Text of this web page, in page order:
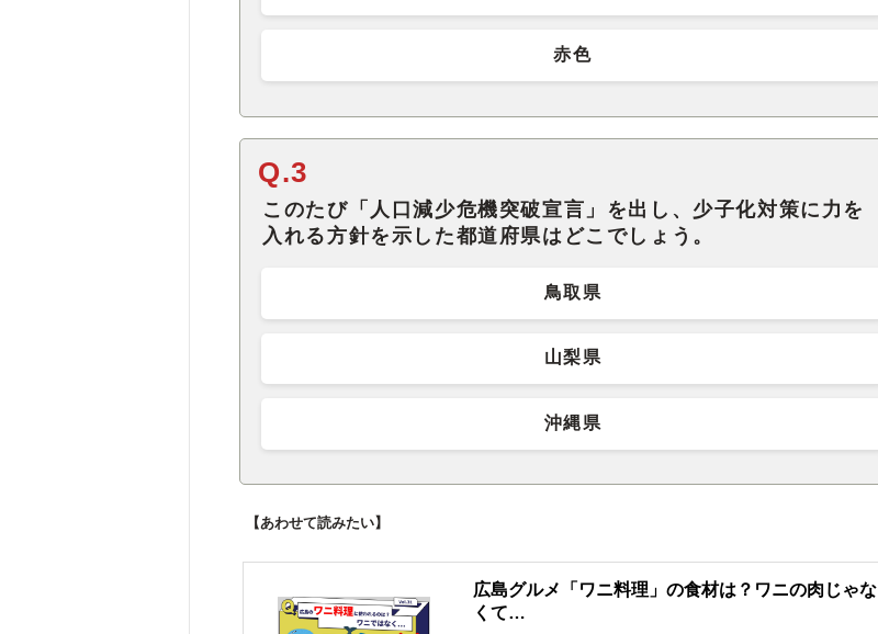
赤色
Q.3
このたび「人口減少危機突破宣言」を出し、少子化対策に力を
入れる方針を示した都道府県はどこでしょう。
鳥取県
山梨県
沖縄県
【あわせて読みたい】
広島グルメ「ワニ料理」の食材は？ワニの肉じゃな
くて…